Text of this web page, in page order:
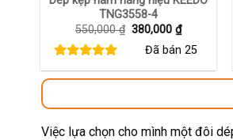
TNG3558-4
550,000₫ Giá
380,000₫Giá
hiện
tại
380,000 ₫.
Đã bán25
Việc lựa chọn cho mình một đôi